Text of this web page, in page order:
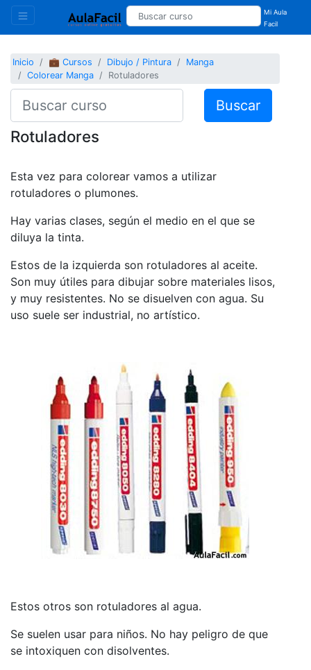
Mi Aula
Facil
Inicio 💼 Cursos Dibujo / Pintura
Manga
Colorear Manga
Rotuladores
Buscar
Rotuladores
Esta vez para colorear vamos a utilizar
rotuladores o plumones.
Hay varias clases, según el medio en el que se
diluya la tinta.
Estos de la izquierda son rotuladores al aceite.
Son muy útiles para dibujar sobre materiales lisos,
y muy resistentes. No se disuelven con agua. Su
uso suele ser industrial, no artístico.
Estos otros son rotuladores al agua.
Se suelen usar para niños. No hay peligro de que
se intoxiquen con disolventes.